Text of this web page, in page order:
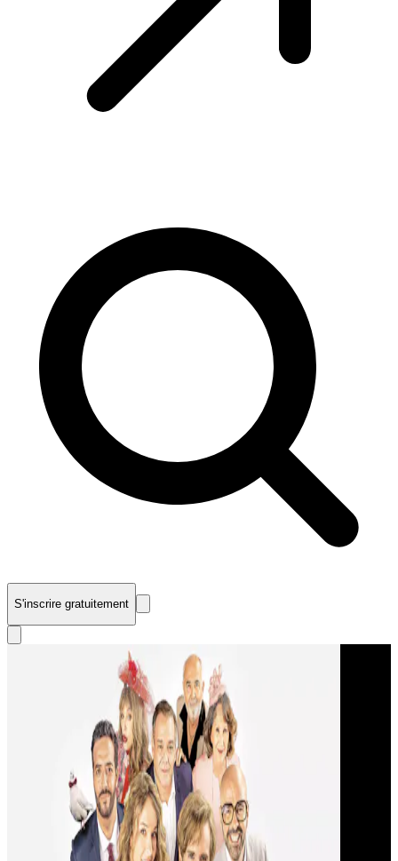
S'inscrire gratuitement